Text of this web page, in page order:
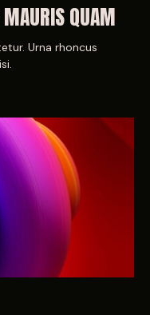
MAURIS QUAM
Urna rhoncus